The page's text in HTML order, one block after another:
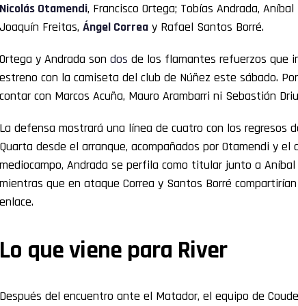
Nicolás Otamendi, Francisco Ortega; Tobías Andrada,
Joaquín Freitas, Ángel Correa y Rafael Santos Borré.
Ortega y Andrada son dos de los flamantes refuerzos que
estreno con la camiseta del club de Núñez este sábado.
contar con Marcos Acuña, Mauro Arambarri ni Sebastián
La defensa mostrará una línea de cuatro con los regresos
Quarta desde el arranque, acompañados por Otamendi y el
mediocampo, Andrada se perfila como titular junto a
mientras que en ataque Correa y Santos Borré
enlace.
Lo que viene para River
Después del encuentro ante el Matador, el equipo de